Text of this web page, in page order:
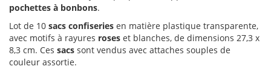
pochettes à bonbons.
Lot de 10 sacs confiseries en matière plastique transparente,
avec motifs à rayures roses et blanches, de dimensions 27,3 x
8,3 cm. Ces sacs sont vendus avec attaches souples de
couleur assortie.